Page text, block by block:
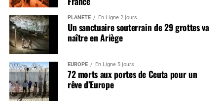
PLANÈTE En Ligne 2 jours
Un sanctuaire souterrain de 29 grottes va
naître en Ariège
EUROPE En Ligne 5 jours
72 morts aux portes de Ceuta pour un
rêve d’Europe